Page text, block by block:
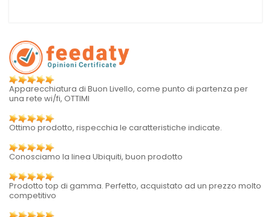
Apparecchiatura di Buon Livello, come punto di partenza per
una rete wi/fi, OTTIMI
Ottimo prodotto, rispecchia le caratteristiche indicate.
Conosciamo la linea Ubiquiti, buon prodotto
Prodotto top di gamma. Perfetto, acquistato ad un prezzo molto
competitivo